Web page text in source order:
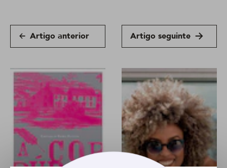
Artigo anterior Artigo seguinte